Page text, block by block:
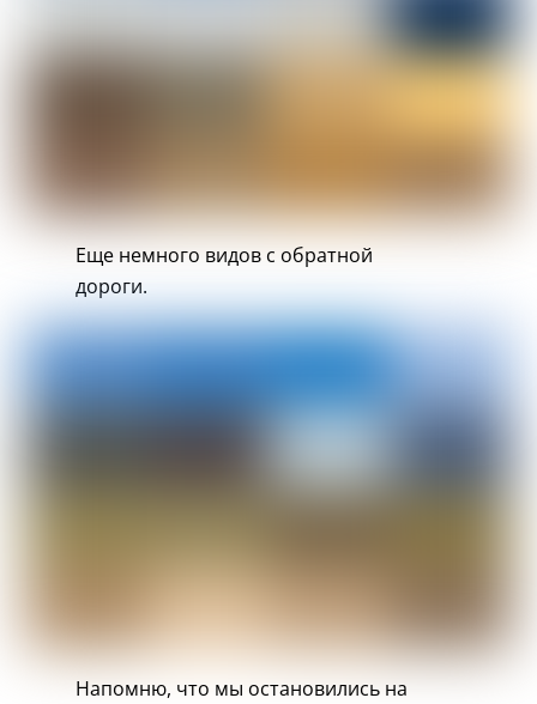
Еще немного видов с обратной
дороги.
Напомню, что мы остановились на